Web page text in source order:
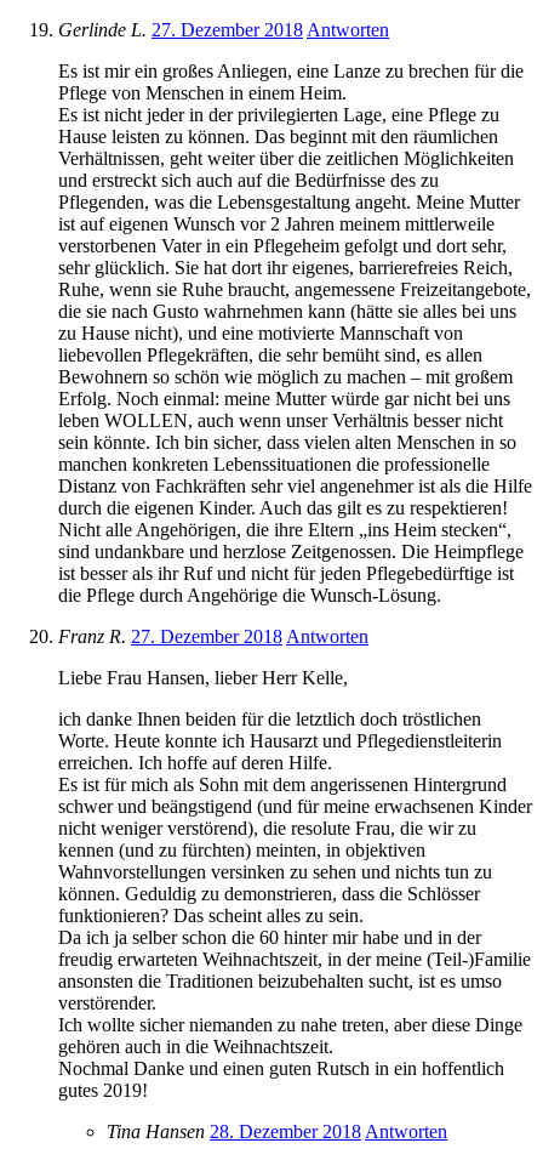
Gerlinde L. 27. Dezember 2018 Antworten
Es ist mir ein großes Anliegen, eine Lanze zu brechen für die
Pflege von Menschen in einem Heim.
Es ist nicht jeder in der privilegierten Lage, eine Pflege zu
Hause leisten zu können. Das beginnt mit den räumlichen
Verhältnissen, geht weiter über die zeitlichen Möglichkeiten
und erstreckt sich auch auf die Bedürfnisse des zu
Pflegenden, was die Lebensgestaltung angeht. Meine Mutter
ist auf eigenen Wunsch vor 2 Jahren meinem mittlerweile
verstorbenen Vater in ein Pflegeheim gefolgt und dort sehr,
sehr glücklich. Sie hat dort ihr eigenes, barrierefreies Reich,
Ruhe, wenn sie Ruhe braucht, angemessene Freizeitangebote,
die sie nach Gusto wahrnehmen kann (hätte sie alles bei uns
zu Hause nicht), und eine motivierte Mannschaft von
liebevollen Pflegekräften, die sehr bemüht sind, es allen
Bewohnern so schön wie möglich zu machen – mit großem
Erfolg. Noch einmal: meine Mutter würde gar nicht bei uns
leben WOLLEN, auch wenn unser Verhältnis besser nicht
sein könnte. Ich bin sicher, dass vielen alten Menschen in so
manchen konkreten Lebenssituationen die professionelle
Distanz von Fachkräften sehr viel angenehmer ist als die Hilfe
durch die eigenen Kinder. Auch das gilt es zu respektieren!
Nicht alle Angehörigen, die ihre Eltern „ins Heim stecken“,
sind undankbare und herzlose Zeitgenossen. Die Heimpflege
ist besser als ihr Ruf und nicht für jeden Pflegebedürftige ist
die Pflege durch Angehörige die Wunsch-Lösung.
Franz R. 27. Dezember 2018 Antworten
Liebe Frau Hansen, lieber Herr Kelle,
ich danke Ihnen beiden für die letztlich doch tröstlichen
Worte. Heute konnte ich Hausarzt und Pflegedienstleiterin
erreichen. Ich hoffe auf deren Hilfe.
Es ist für mich als Sohn mit dem angerissenen Hintergrund
schwer und beängstigend (und für meine erwachsenen Kinder
nicht weniger verstörend), die resolute Frau, die wir zu
kennen (und zu fürchten) meinten, in objektiven
Wahnvorstellungen versinken zu sehen und nichts tun zu
können. Geduldig zu demonstrieren, dass die Schlösser
funktionieren? Das scheint alles zu sein.
Da ich ja selber schon die 60 hinter mir habe und in der
freudig erwarteten Weihnachtszeit, in der meine (Teil-)Familie
ansonsten die Traditionen beizubehalten sucht, ist es umso
verstörender.
Ich wollte sicher niemanden zu nahe treten, aber diese Dinge
gehören auch in die Weihnachtszeit.
Nochmal Danke und einen guten Rutsch in ein hoffentlich
gutes 2019!
Tina Hansen 28. Dezember 2018 Antworten